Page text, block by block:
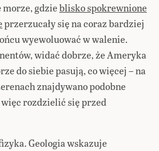
morze, gdzieblisko spokrewnione
przerzucały się na coraz bardziej
wyewoluować w walenie.
widać dobrze, że Ameryka
do siebie pasują, co więcej – na
znajdywano podobne
rozdzielić się przed
Geologia wskazuje